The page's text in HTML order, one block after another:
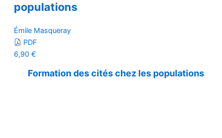
populations
Émile Masqueray
PDF
6,90 €
Formation des cités chez les populations